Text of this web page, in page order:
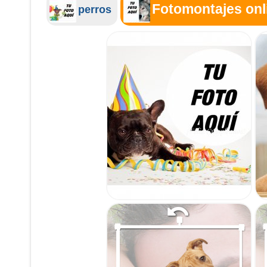
perros Fotomontajes